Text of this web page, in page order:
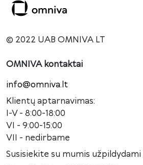
© 2022 UAB OMNIVA LT
OMNIVA kontaktai
info@omniva.lt
Klientų aptarnavimas:
I-V - 8:00-18:00
VI - 9:00-15:00
VII - nedirbame
Susisiekite su mumis užpildydami